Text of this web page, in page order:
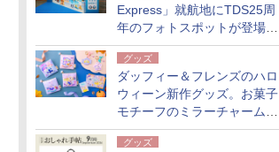
Express」就航地にTDS25周
年のフォトスポットが登場。
10月末まで青森空港に
グッズ
ダッフィー＆フレンズのハロ
ウィーン新作グッズ。お菓子
モチーフのミラーチャーム/
デザインポーチほか
グッズ